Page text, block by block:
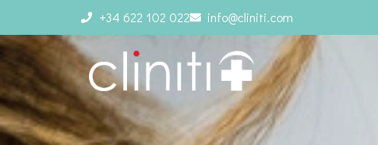
+34 622 102 022 info@cliniti.com